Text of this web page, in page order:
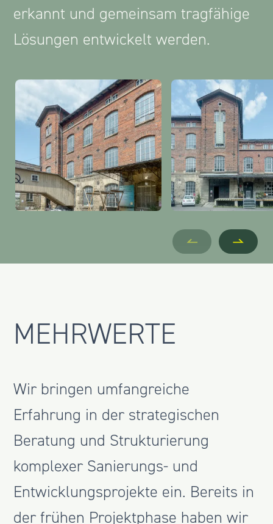
erkannt und gemeinsam tragfähige
Lösungen entwickelt werden.
MEHRWERTE
Wir bringen umfangreiche
Erfahrung in der strategischen
Beratung und Strukturierung
komplexer Sanierungs- und
Entwicklungsprojekte ein. Bereits in
der frühen Projektphase haben wir